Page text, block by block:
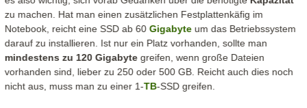
zu machen. Hat man einen zusätzlichen Festplattenkäfig im
Notebook, reicht eine SSD ab 60Gigabyte um das Betriebssystem
darauf zu installieren. Ist nur ein Platz vorhanden, sollte man
mindestens zu 120 Gigabyte greifen, wenn große Dateien
vorhanden sind, lieber zu 250 oder 500 GB. Reicht auch dies noch
nicht aus, muss man zu einer 1-TB-SSD greifen.